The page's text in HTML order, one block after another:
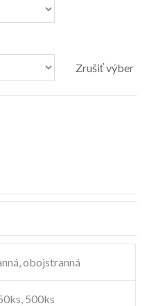
Zrušiť výber
obojstranná
500ks